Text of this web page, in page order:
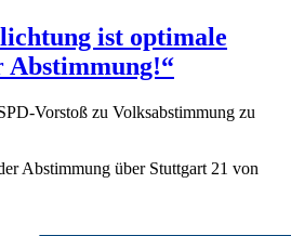
ist optimale
Vorstoß zu Volksabstimmung zu
Abstimmung über Stuttgart 21 von